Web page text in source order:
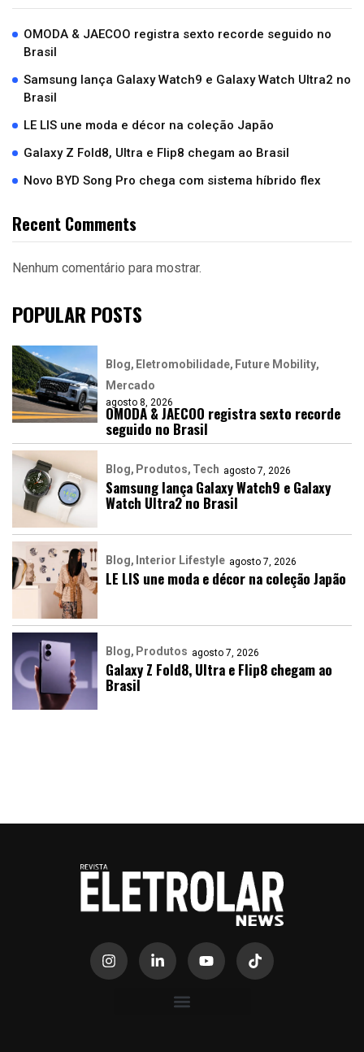
OMODA & JAECOO registra sexto recorde seguido no
Brasil
Samsung lança Galaxy Watch9 e Galaxy Watch Ultra2 no
Brasil
LE LIS une moda e décor na coleção Japão
Galaxy Z Fold8, Ultra e Flip8 chegam ao Brasil
Novo BYD Song Pro chega com sistema híbrido flex
Recent Comments
Nenhum comentário para mostrar.
POPULAR POSTS
Blog Eletromobilidade Future Mobility
Mercado
agosto 8, 2026
OMODA & JAECOO registra sexto recorde
seguido no Brasil
Blog Produtos Tech agosto 7, 2026
Samsung lança Galaxy Watch9 e Galaxy
Watch Ultra2 no Brasil
Blog Interior Lifestyle agosto 7, 2026
LE LIS une moda e décor na coleção Japão
Blog Produtos agosto 7, 2026
Galaxy Z Fold8, Ultra e Flip8 chegam ao
Brasil